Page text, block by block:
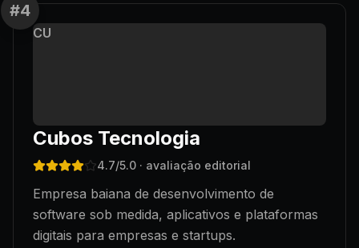
#4
CU
Cubos Tecnologia
4.7/5.0 · avaliação editorial
Empresa baiana de desenvolvimento de
software sob medida, aplicativos e plataformas
digitais para empresas e startups.